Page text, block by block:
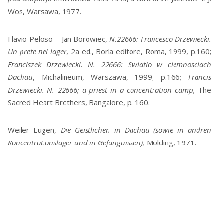
Wos, Warsawa, 1977.
Flavio Peloso – Jan Borowiec,N.22666: Francesco Drzewiecki.
Un prete nel lager, 2a ed., Borla editore, Roma, 1999, p.160;
Franciszek Drzewiecki. N. 22666: Swiatlo w ciemnosciach
Dachau, Michalineum, Warszawa, 1999, p.166; Francis
Drzewiecki. N. 22666; a priest in a concentration camp, The
Sacred Heart Brothers, Bangalore, p. 160.
Weiler Eugen, Die Geistlichen in Dachau (sowie in andren
Koncentrationslager und in Gefanguissen), Molding, 1971.